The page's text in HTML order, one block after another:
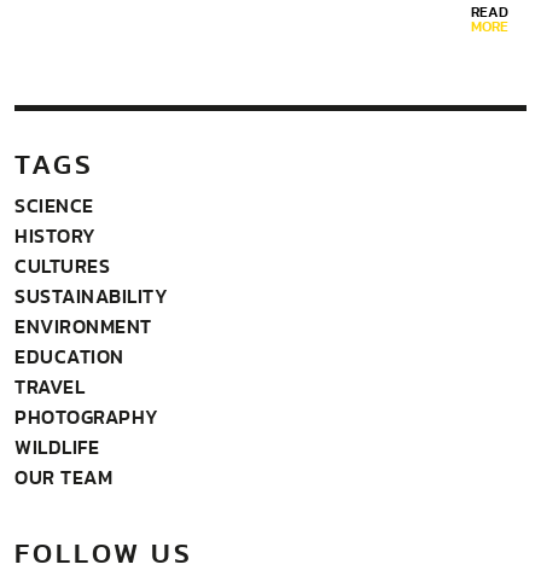
READ
MORE
TAGS
SCIENCE
HISTORY
CULTURES
SUSTAINABILITY
ENVIRONMENT
EDUCATION
TRAVEL
PHOTOGRAPHY
WILDLIFE
OUR TEAM
FOLLOW US